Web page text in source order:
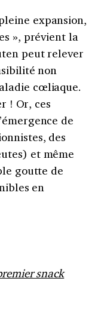
expansion,
», prévient la
peut relever
non
cœliaque.
! Or, ces
de
des
et même
goutte de
en
snack